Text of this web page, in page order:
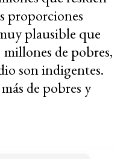
proporciones
plausible que
millones de pobres,
son indigentes.
de pobres y